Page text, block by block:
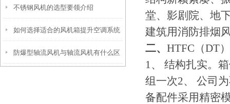
少?
不锈钢风机的选型要领介绍
如何选择适合的风机箱提升空调系统
效率？
防爆型轴流风机与轴流风机有什么区
堂、影剧院、地
建筑用消防排烟
二、 HTFC（DT
1、 结构扎实。
组一次2、 公司
备配件采用精密